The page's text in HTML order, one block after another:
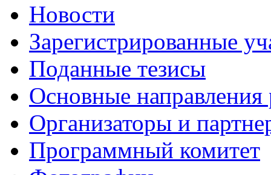
Новости
Зарегистрированные
Поданные тезисы
Основные направления
Организаторы и
Программный комитет